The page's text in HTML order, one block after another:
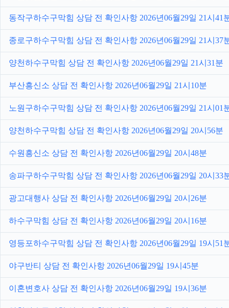
동작구하수구막힘 상담 전 확인사항 2026년06월29일 21시41
종로구하수구막힘 상담 전 확인사항 2026년06월29일 21시37
양천하수구막힘 상담 전 확인사항 2026년06월29일 21시31분
부산흥신소 상담 전 확인사항 2026년06월29일 21시10분
노원구하수구막힘 상담 전 확인사항 2026년06월29일 21시01
양천하수구막힘 상담 전 확인사항 2026년06월29일 20시56분
수원흥신소 상담 전 확인사항 2026년06월29일 20시48분
송파구하수구막힘 상담 전 확인사항 2026년06월29일 20시33
광고대행사 상담 전 확인사항 2026년06월29일 20시26분
하수구막힘 상담 전 확인사항 2026년06월29일 20시16분
영등포하수구막힘 상담 전 확인사항 2026년06월29일 19시51
야구반티 상담 전 확인사항 2026년06월29일 19시45분
이혼변호사 상담 전 확인사항 2026년06월29일 19시36분